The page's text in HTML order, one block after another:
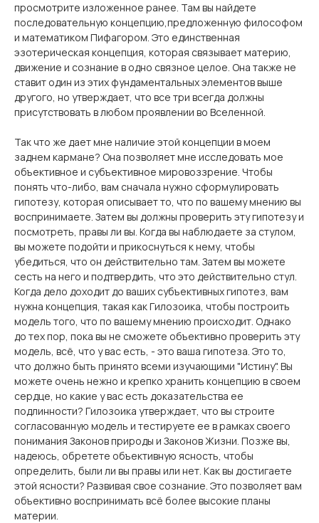
просмотрите изложенное ранее. Там вы найдете
последовательную концепцию,предложенную философом
и математиком Пифагором. Это единственная
эзотерическая концепция, которая связывает материю,
движение и сознание в одно связное целое. Она также не
ставит один из этих фундаментальных элементов выше
другого, но утверждает, что все три всегда должны
присутствовать в любом проявлении во Вселенной.
Так что же дает мне наличие этой концепции в моем
заднем кармане? Она позволяет мне исследовать мое
объективное и субъективное мировоззрение. Чтобы
понять что-либо, вам сначала нужно сформулировать
гипотезу, которая описывает то, что по вашему мнению вы
воспринимаете. Затем вы должны проверить эту гипотезу и
посмотреть, правы ли вы. Когда вы наблюдаете за стулом,
вы можете подойти и прикоснуться к нему, чтобы
убедиться, что он действительно там. Затем вы можете
сесть на него и подтвердить, что это действительно стул.
Когда дело доходит до ваших субъективных гипотез, вам
нужна концепция, такая как Гилозоика, чтобы построить
модель того, что по вашему мнению происходит. Однако
до тех пор, пока вы не сможете объективно проверить эту
модель, всё, что у вас есть, - это ваша гипотеза. Это то,
что должно быть принято всеми изучающими "Истину". Вы
можете очень нежно и крепко хранить концепцию в своем
сердце, но какие у вас есть доказательства ее
подлинности? Гилозоика утверждает, что вы строите
согласованную модель и тестируете ее в рамках своего
понимания Законов природы и Законов Жизни. Позже вы,
надеюсь, обретете объективную ясность, чтобы
определить, были ли вы правы или нет. Как вы достигаете
этой ясности? Развивая свое сознание. Это позволяет вам
объективно воспринимать всё более высокие планы
материи.